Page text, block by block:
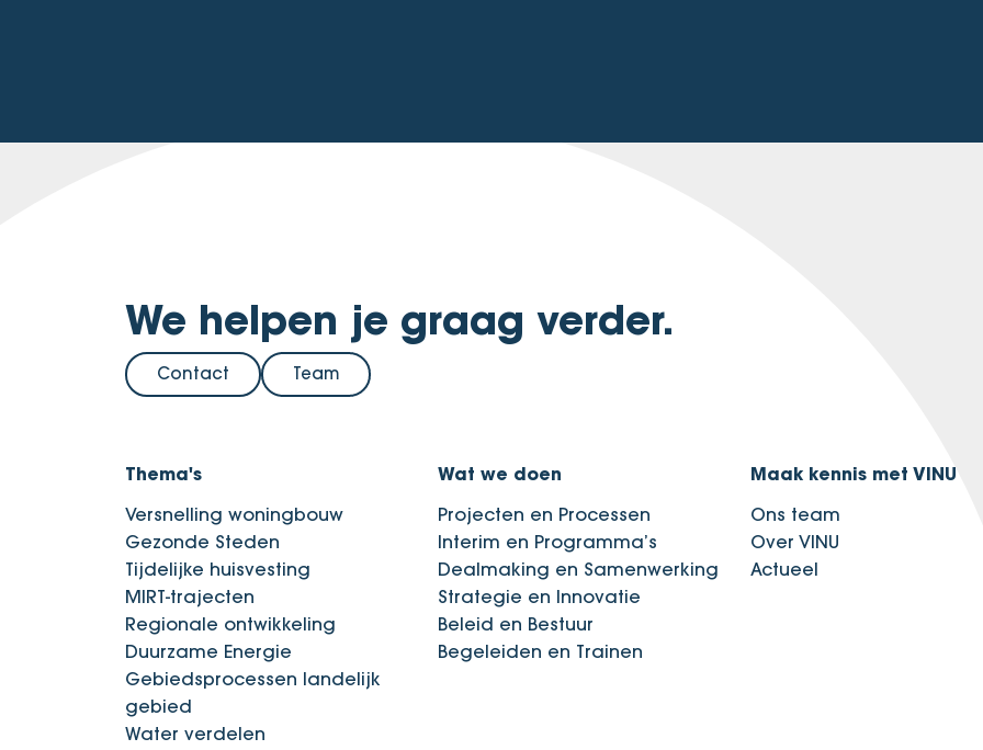
We helpen je graag verder.
Contact Team
Thema's
Versnelling woningbouw
Gezonde Steden
Tijdelijke huisvesting
MIRT-trajecten
Regionale ontwikkeling
Duurzame Energie
Gebiedsprocessen landelijk
gebied
Water verdelen
Wat we doen
Projecten en Processen
Interim en Programma’s
Dealmaking en Samenwerking
Strategie en Innovatie
Beleid en Bestuur
Begeleiden en Trainen
Maak kennis met VINU
Ons team
Over VINU
Actueel